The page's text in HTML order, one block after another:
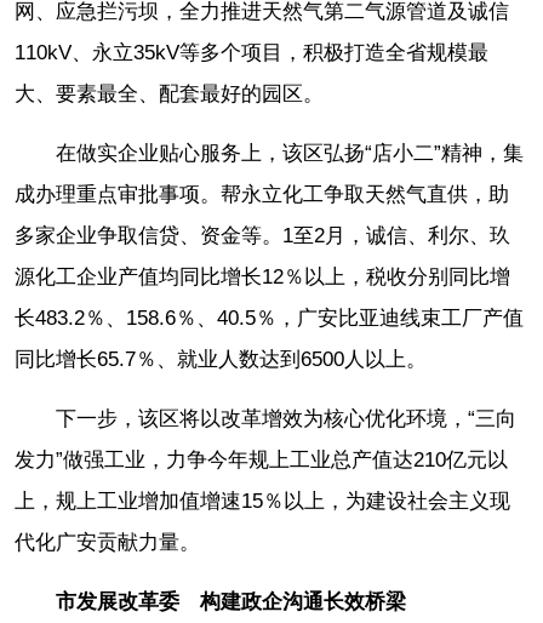
网、应急拦污坝，全力推进天然气第二气源管道及诚信
110kV、永立35kV等多个项目，积极打造全省规模最
大、要素最全、配套最好的园区。
在做实企业贴心服务上，该区弘扬“店小二”精神，集
成办理重点审批事项。帮永立化工争取天然气直供，助
多家企业争取信贷、资金等。1至2月，诚信、利尔、玖
源化工企业产值均同比增长12％以上，税收分别同比增
长483.2％、158.6％、40.5％，广安比亚迪线束工厂产值
同比增长65.7％、就业人数达到6500人以上。
下一步，该区将以改革增效为核心优化环境，“三向
发力”做强工业，力争今年规上工业总产值达210亿元以
上，规上工业增加值增速15％以上，为建设社会主义现
代化广安贡献力量。
市发展改革委 构建政企沟通长效桥梁